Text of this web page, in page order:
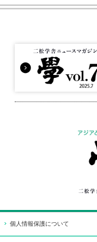
個人情報保護について